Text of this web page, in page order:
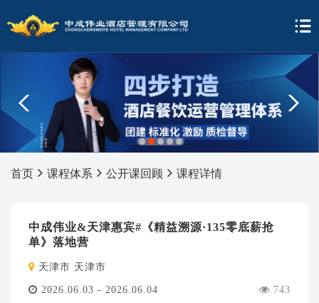
1 2 3 4 5
首页
课程体系 公开课回顾 课程详情
中成伟业&天津惠宾#《精益溯源·135零底薪抢
单》落地营
天津市 天津市
2026.06.03 - 2026.06.04 743